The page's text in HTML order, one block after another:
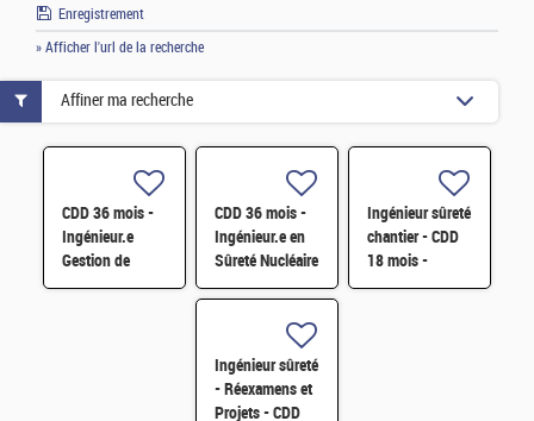
Enregistrement
» Afficher l'url de la recherche
CDD 36 mois -
Ingénieur.e
Gestion de
configuration et
CDD 36 mois -
Ingénieur.e en
Sûreté Nucléaire
- 5 ans
Ingénieur sûreté
chantier - CDD
18 mois -
Cadarache F/H
Ingénieur sûreté
- Réexamens et
Projets - CDD
Affiner ma recherche